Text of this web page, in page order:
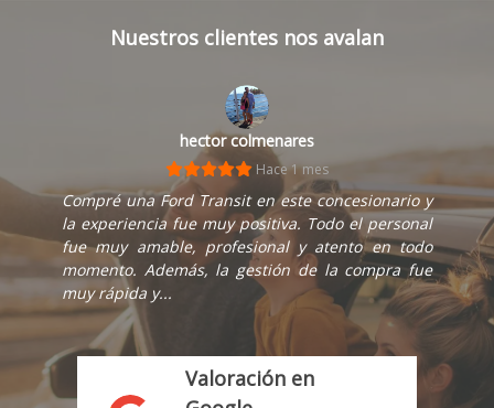
Nuestros clientes nos avalan
hector colmenares
Hace 1 mes
Compré una Ford Transit en este concesionario y
la experiencia fue muy positiva. Todo el personal
fue muy amable, profesional y atento en todo
momento. Además, la gestión de la compra fue
muy rápida y...
Valoración en